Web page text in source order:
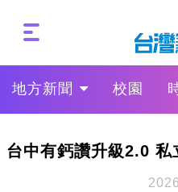
地方新聞 校園
台中有鈣讚升級2.0 私